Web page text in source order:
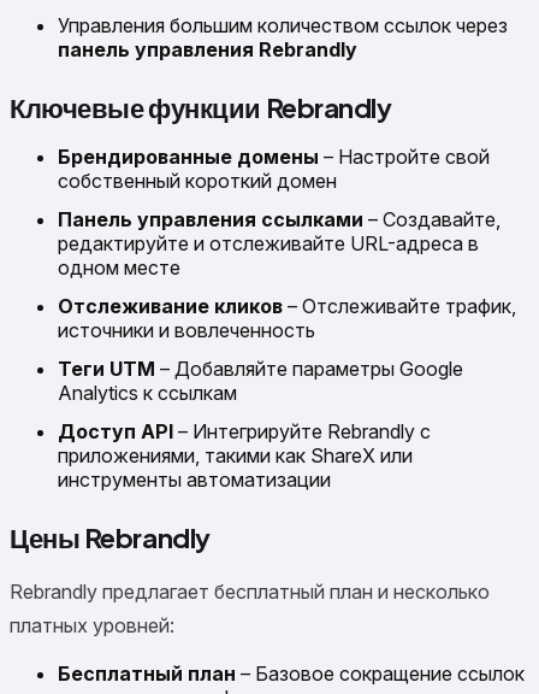
Управления большим количеством ссылок через
панель управления Rebrandly
Ключевые функции Rebrandly
Брендированные домены – Настройте свой
собственный короткий домен
Панель управления ссылками – Создавайте,
редактируйте и отслеживайте URL-адреса в
одном месте
Отслеживание кликов – Отслеживайте трафик,
источники и вовлеченность
Теги UTM – Добавляйте параметры Google
Analytics к ссылкам
Доступ API – Интегрируйте Rebrandly с
приложениями, такими как ShareX или
инструменты автоматизации
Цены Rebrandly
Rebrandly предлагает бесплатный план и несколько
платных уровней:
Бесплатный план – Базовое сокращение ссылок